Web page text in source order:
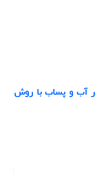
آب و پساب با روش